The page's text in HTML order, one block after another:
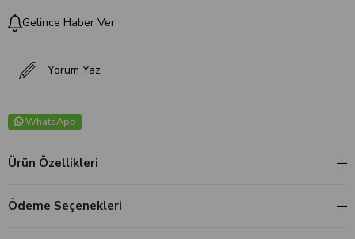
Gelince Haber Ver
Yorum Yaz
WhatsApp
Ürün Özellikleri
Ödeme Seçenekleri